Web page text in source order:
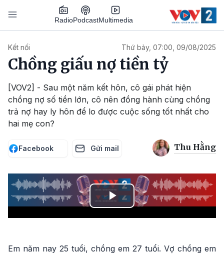
Nhảy đến nội dung
RadioPodcastMultimedia
Kết nối Thứ bảy, 07:00, 09/08/2025
Chồng giấu nợ tiền tỷ
[VOV2] - Sau một năm kết hôn, cô gái phát hiện
chồng nợ số tiền lớn, cô nên đồng hành cùng chồng
trả nợ hay ly hôn để lo được cuộc sống tốt nhất cho
hai mẹ con?
Facebook Gửi mail Thu Hằng
Play
Em năm nay 25 tuổi, chồng em 27 tuổi. Vợ chồng em